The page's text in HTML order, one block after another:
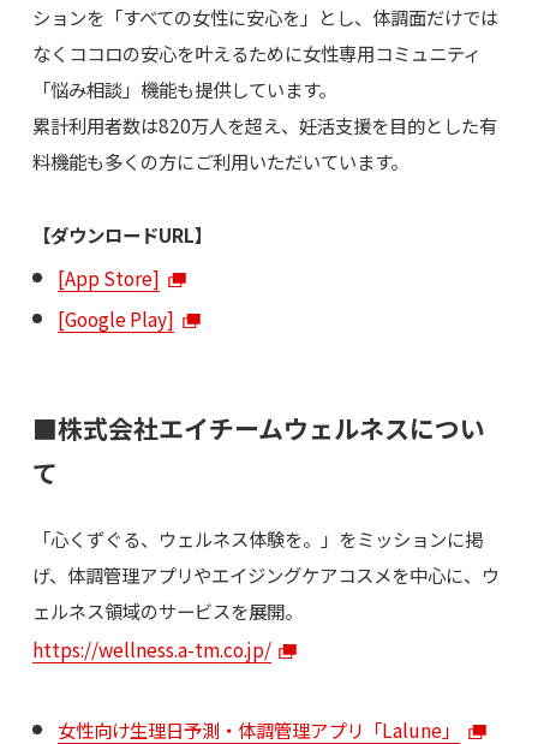
ションを「すべての女性に安心を」とし、体調面だけでは
なくココロの安心を叶えるために女性専用コミュニティ
「悩み相談」機能も提供しています。
累計利用者数は820万人を超え、妊活支援を目的とした有
料機能も多くの方にご利用いただいています。
【ダウンロードURL】
[App Store]
[Google Play]
■株式会社エイチームウェルネスについ
て
「心くずぐる、ウェルネス体験を。」をミッションに掲
げ、体調管理アプリやエイジングケアコスメを中心に、ウ
ェルネス領域のサービスを展開。
https://wellness.a-tm.co.jp/
女性向け生理日予測・体調管理アプリ「Lalune」